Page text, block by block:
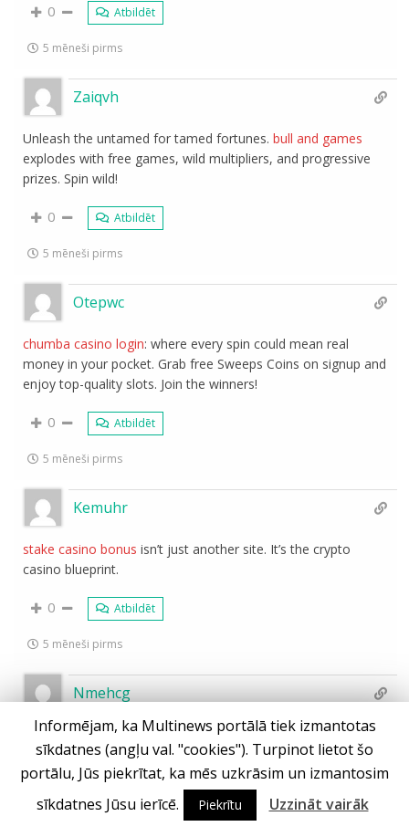
0 Atbildēt
5 mēneši pirms
Zaiqvh
Unleash the untamed for tamed fortunes.bull and games
explodes with free games, wild multipliers, and progressive
prizes. Spin wild!
0 Atbildēt
5 mēneši pirms
Otepwc
chumba casino login: where every spin could mean real
money in your pocket. Grab free Sweeps Coins on signup and
enjoy top-quality slots. Join the winners!
0 Atbildēt
5 mēneši pirms
Kemuhr
stake casino bonus isn’t just another site. It’s the crypto
casino blueprint.
0 Atbildēt
5 mēneši pirms
Nmehcg
Your winning run starts atDraftKings rouletteCasino. New
offer: $5 play unlocks 500 spins + up to $1K first-day
lossback. Slots, roulette, blackjack—go!
0 Atbildēt
Informējam, ka Multinews portālā tiek izmantotas
sīkdatnes (angļu val. "cookies"). Turpinot lietot šo
portālu, Jūs piekrītat, ka mēs uzkrāsim un izmantosim
sīkdatnes Jūsu ierīcē.
Piekrītu Uzzināt vairāk